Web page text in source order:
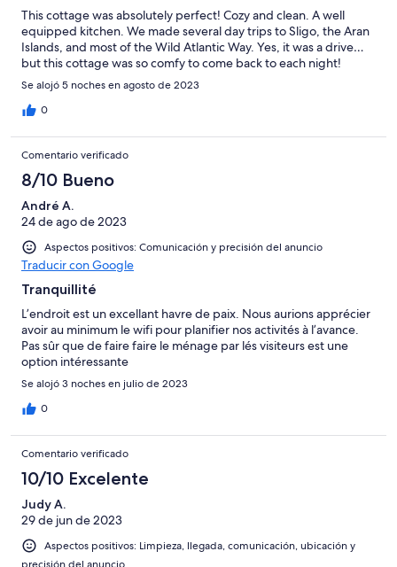
This cottage was absolutely perfect! Cozy and clean. A well
equipped kitchen. We made several day trips to Sligo, the Aran
Islands, and most of the Wild Atlantic Way. Yes, it was a drive…
but this cottage was so comfy to come back to each night!
Se alojó 5 noches en agosto de 2023
0
Comentario verificado
8/10 Bueno
André A.
24 de ago de 2023
Aspectos positivos: Comunicación y precisión del anuncio
Traducir con Google
Tranquillité
L’endroit est un excellant havre de paix. Nous aurions apprécier
avoir au minimum le wifi pour planifier nos activités à l’avance.
Pas sûr que de faire faire le ménage par lés visiteurs est une
option intéressante
Se alojó 3 noches en julio de 2023
0
Comentario verificado
10/10 Excelente
Judy A.
29 de jun de 2023
Aspectos positivos: Limpieza, llegada, comunicación, ubicación y
precisión del anuncio